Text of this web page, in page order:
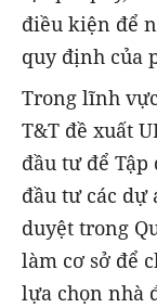
điều kiện để
quy định của
Trong lĩnh
T&T đề xuất
đầu tư để Tập
đầu tư các
duyệt trong
làm cơ sở để
lựa chọn nhà